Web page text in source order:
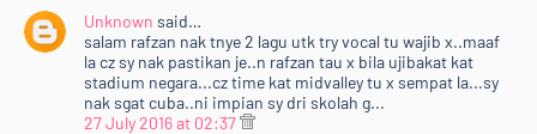
Unknown said…
salam rafzan nak tnye 2 lagu utk try vocal tu wajib x..maaf
la cz sy nak pastikan je..n rafzan tau x bila ujibakat kat
stadium negara...cz time kat midvalley tu x sempat la...sy
nak sgat cuba..ni impian sy dri skolah g...
27 July 2016 at 02:37